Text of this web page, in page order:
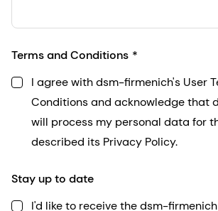
Terms and Conditions
I agree with dsm-firmenich's User
Conditions and acknowledge that
will process my personal data for
described its Privacy Policy.
Stay up to date
I'd like to receive the dsm-